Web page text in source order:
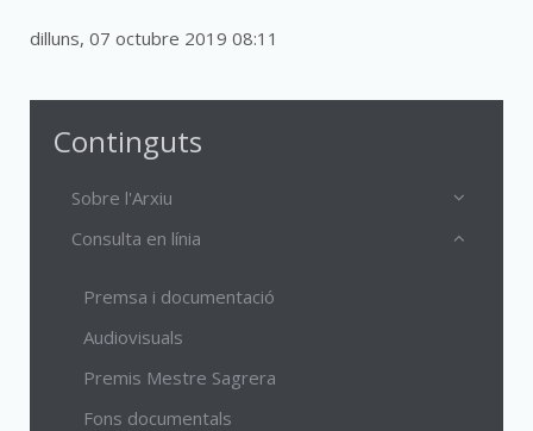
dilluns, 07 octubre 2019 08:11
Continguts
Sobre l'Arxiu
Consulta en línia
Premsa i documentació
Audiovisuals
Premis Mestre Sagrera
Fons documentals